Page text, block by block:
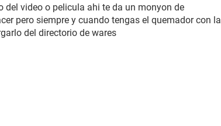
del video o pelicula ahi te da un monyon de
pero siempre y cuando tengas el quemador con la
del directorio de wares